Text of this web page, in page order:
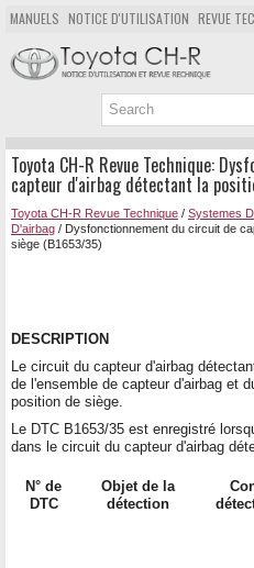
MANUELS NOTICE D'UTILISATION REVUE
POPULAIRE
PLAN DU SITE CHERCHER
Toyota CH-R Revue Technique:
capteur d'airbag détectant la
Toyota CH-R Revue Technique / Systemes
D'airbag / Dysfonctionnement du circuit de
siège (B1653/35)
DESCRIPTION
Le circuit du capteur d'airbag
de l'ensemble de capteur d'airbag et
position de siège.
Le DTC B1653/35 est enregistré
dans le circuit du capteur d'airbag
N° de
DTC
Objet de la
détection